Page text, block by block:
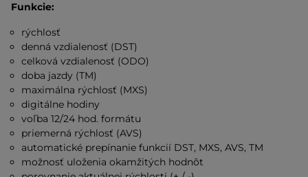
Funkcie:
rýchlosť
denná vzdialenosť (DST)
celková vzdialenosť (ODO)
doba jazdy (TM)
maximálna rýchlosť (MXS)
digitálne hodiny
voľba 12/24 hod. formátu
priemerná rýchlosť (AVS)
automatické prepínanie funkcií DST, MXS, AVS, TM
možnosť uloženia okamžitých hodnôt